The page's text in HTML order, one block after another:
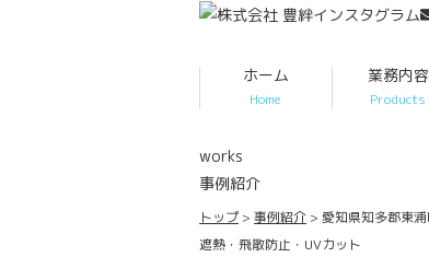
ホーム
Home
業務内容
Products
works
事例紹介
トップ 事例紹介
愛知県知多郡東
遮熱・飛散防止・UVカット